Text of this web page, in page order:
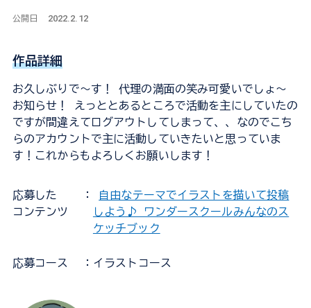
公開日 2022.2.12
作品詳細
お久しぶりで～す！ 代理の満面の笑み可愛いでしょ～
お知らせ！ えっととあるところで活動を主にしていたの
ですが間違えてログアウトしてしまって、、なのでこち
らのアカウントで主に活動していきたいと思っていま
す！これからもよろしくお願いします！
応募した
コンテンツ
：
自由なテーマでイラストを描いて投稿
しよう♪ ワンダースクールみんなのス
ケッチブック
応募コース ：イラストコース